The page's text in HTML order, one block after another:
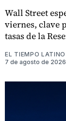
Wall Street
viernes, clave
tasas de la
EL TIEMPO
7 de agosto de 2026